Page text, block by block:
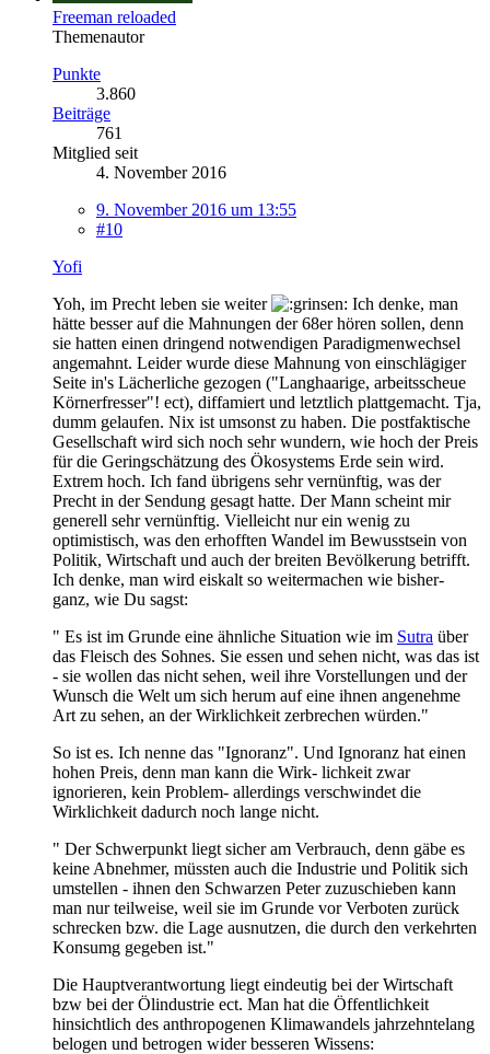
Freeman reloaded
Themenautor
Punkte
3.860
Beiträge
761
Mitglied seit
4. November 2016
9. November 2016 um 13:55
#10
Yofi
Yoh, im Precht leben sie weiter
Ich denke, man
hätte besser auf die Mahnungen der 68er hören sollen, denn
sie hatten einen dringend notwendigen Paradigmenwechsel
angemahnt. Leider wurde diese Mahnung von einschlägiger
Seite in's Lächerliche gezogen ("Langhaarige, arbeitsscheue
Körnerfresser"! ect), diffamiert und letztlich plattgemacht. Tja,
dumm gelaufen. Nix ist umsonst zu haben. Die postfaktische
Gesellschaft wird sich noch sehr wundern, wie hoch der Preis
für die Geringschätzung des Ökosystems Erde sein wird.
Extrem hoch. Ich fand übrigens sehr vernünftig, was der
Precht in der Sendung gesagt hatte. Der Mann scheint mir
generell sehr vernünftig. Vielleicht nur ein wenig zu
optimistisch, was den erhofften Wandel im Bewusstsein von
Politik, Wirtschaft und auch der breiten Bevölkerung betrifft.
Ich denke, man wird eiskalt so weitermachen wie bisher-
ganz, wie Du sagst:
" Es ist im Grunde eine ähnliche Situation wie im Sutra über
das Fleisch des Sohnes. Sie essen und sehen nicht, was das ist
- sie wollen das nicht sehen, weil ihre Vorstellungen und der
Wunsch die Welt um sich herum auf eine ihnen angenehme
Art zu sehen, an der Wirklichkeit zerbrechen würden."
So ist es. Ich nenne das "Ignoranz". Und Ignoranz hat einen
hohen Preis, denn man kann die Wirk- lichkeit zwar
ignorieren, kein Problem- allerdings verschwindet die
Wirklichkeit dadurch noch lange nicht.
" Der Schwerpunkt liegt sicher am Verbrauch, denn gäbe es
keine Abnehmer, müssten auch die Industrie und Politik sich
umstellen - ihnen den Schwarzen Peter zuzuschieben kann
man nur teilweise, weil sie im Grunde vor Verboten zurück
schrecken bzw. die Lage ausnutzen, die durch den verkehrten
Konsumg gegeben ist."
Die Hauptverantwortung liegt eindeutig bei der Wirtschaft
bzw bei der Ölindustrie ect. Man hat die Öffentlichkeit
hinsichtlich des anthropogenen Klimawandels jahrzehntelang
belogen und betrogen wider besseren Wissens: